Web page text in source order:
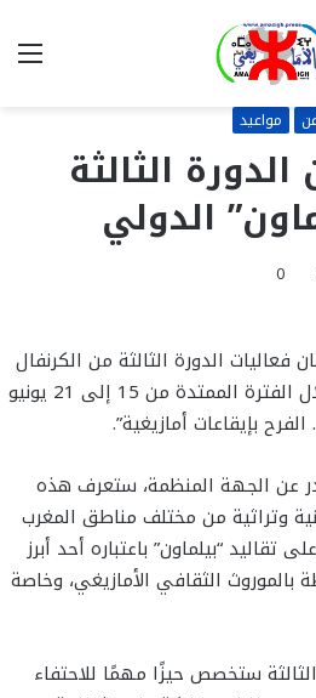
مواعيد
الثالثة
الدولي
0
فعاليات الدورة الثالثة من الكرنفال
الدولي “بيلماون”، وذلك خلال الفترة الممتدة من 15 إلى 21 يونيو
عن الجهة المنظمة، ستعرف هذه
وتراثية من مختلف مناطق المغرب
“بيلماون” باعتباره أحد أبرز
بالموروث الثقافي الأمازيغي، وخاصة
ستخصص حيزًا مهمًا للاحتفاء